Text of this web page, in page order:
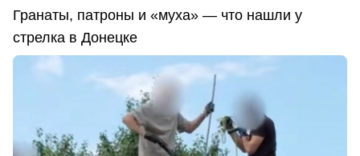
Гранаты, патроны и «муха» — что нашли у
стрелка в Донецке